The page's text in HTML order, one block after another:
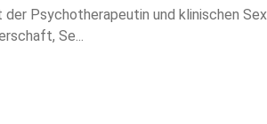
Psychotherapeutin und klinischen
Se...